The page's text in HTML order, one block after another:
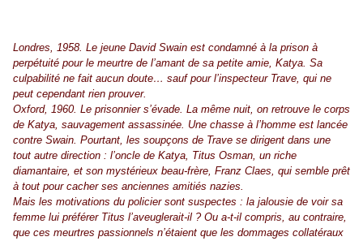
Londres, 1958. Le jeune David Swain est condamné à la prison à
perpétuité pour le meurtre de l’amant de sa petite amie, Katya. Sa
culpabilité ne fait aucun doute… sauf pour l’inspecteur Trave, qui ne
peut cependant rien prouver.
Oxford, 1960. Le prisonnier s’évade. La même nuit, on retrouve le corps
de Katya, sauvagement assassinée. Une chasse à l’homme est lancée
contre Swain. Pourtant, les soupçons de Trave se dirigent dans une
tout autre direction : l’oncle de Katya, Titus Osman, un riche
diamantaire, et son mystérieux beau-frère, Franz Claes, qui semble prêt
à tout pour cacher ses anciennes amitiés nazies.
Mais les motivations du policier sont suspectes : la jalousie de voir sa
femme lui préférer Titus l’aveuglerait-il ? Ou a-t-il compris, au contraire,
que ces meurtres passionnels n’étaient que les dommages collatéraux